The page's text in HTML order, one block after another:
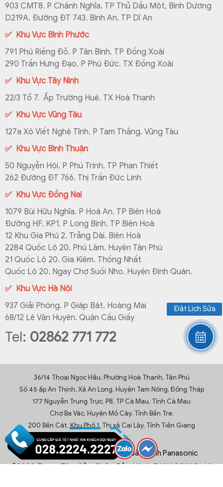
903 CMT8. P Chánh Nghĩa. TP Thủ Dầu Một, Bình Dương
D219A. Đường ĐT 743. Bình An. TP Dĩ An
✅ Khu Vực Bình Phước
791 Phú Riềng Đỏ. P Tân Bình. TP Đồng Xoài
290 Trần Hưng Đạo. P Phú Đức. TX Đồng Xoài
✅ Khu Vực Tây Ninh
22/3 Tổ 7. Ấp Trường Huệ. TX Hoà Thạnh
✅ Khu Vực Vũng Tàu
127a Xô Viết Nghệ Tĩnh. P Tam Thắng. Vũng Tàu
✅ Khu Vực Bình Thuận
50 Nguyễn Hội. P Phú Trinh. TP Phan Thiết
262 Đường ĐT 766. Thị Trấn Đức Linh
✅ Khu Vực Đồng Nai
1079 Bùi Hữu Nghĩa. P Hoá An. TP Biên Hoà
Đường HF. KP1. P Long Bình. TP Biên Hoà
12 Khu Gia Phú 2. Trảng Dài. Biên Hoà
2284 Quốc Lộ 20. Phú Lâm. Huyện Tân Phú
21 Quốc Lộ 20. Gia Kiệm. Thống Nhất
Quốc Lộ 20. Ngay Chợ Suối Nho. Huyện Định Quán.
✅ Khu Vực Hà Nội
937 Giải Phóng. P Giáp Bát. Hoàng Mai
68/12 Lê Văn Huyên. Quận Cầu Giấy
Tel: 02862 771 772
Chính sách trả hàng Chính sách bảo hành Panasonic
©2020 Trung Tâm Sửa Chữa Bảo Hành PANASONIC. All
36/14 Thoại Ngọc Hầu, Phường Hoà Thạnh, Tân Phú
Số 45 ấp An Thịnh, Xã An Long, Huyện Tam Nông, Đồng Tháp
177 Nguyễn Trung Trực. P8, TP Cà Mau, Tỉnh Cà Mau
Chợ Ba Vác, Huyện Mỏ Cày, Tỉnh Bến Tre.
200 Bến Cát, Khu Phố 1, Thị xã Cai Lậy, Tỉnh Tiền Giang
Đặt Lịch Sửa